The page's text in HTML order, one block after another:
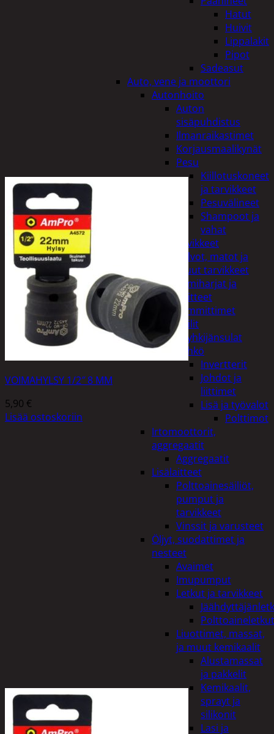
Hatut
Huivit
Lippalakit
Pipot
Sadeasut
Auto, vene ja moottori
Autonhoito
Auton
sisäpuhdistus
Ilmanraikastimet
Korjausmaalikynät
Pesu
Kiillotuskoneet
ja tarvikkeet
Pesuvälineet
Shampoot ja
vahat
Autotarvikkeet
Kalvot, matot ja
muut tarvikkeet
Lumiharjat ja
peitteet
Lämmittimet
Peilit
Pyyhkijänsulat
Sähkö
Invertterit
Johdot ja
liittimet
Lisä ja työvalot
Polttimot
Irtomoottorit,
aggregaatit
Aggregaatit
Lisälaitteet
Polttoainesäiliöt,
pumput ja
tarvikkeet
Vinssit ja varusteet
Öljyt, suodattimet ja
nesteet
Avaimet
Imupumput
Letkut ja tarvikkeet
Polttoaineletkut
Liuottimet, massat,
ja muut kemikaalit
Alustamassat
ja pakkelit
Kemikaalit,
sprayt ja
silikonit
Lasi ja
VOIMAHYLSY 1/2″ 8 MM
5,90 €
Lisää ostoskoriin